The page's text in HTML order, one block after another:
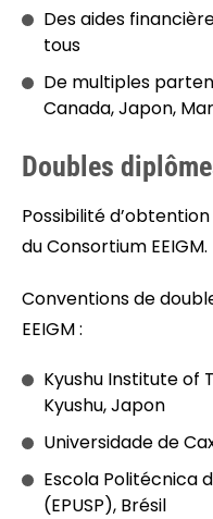
Des aides
tous
De multiples
Canada, Japon,
Doubles
Possibilité
du Consortium EEIGM.
Conventions de
EEIGM :
Kyushu Institute of
Kyushu, Japon
Universidade de
Escola Politécnica
(EPUSP), Brésil